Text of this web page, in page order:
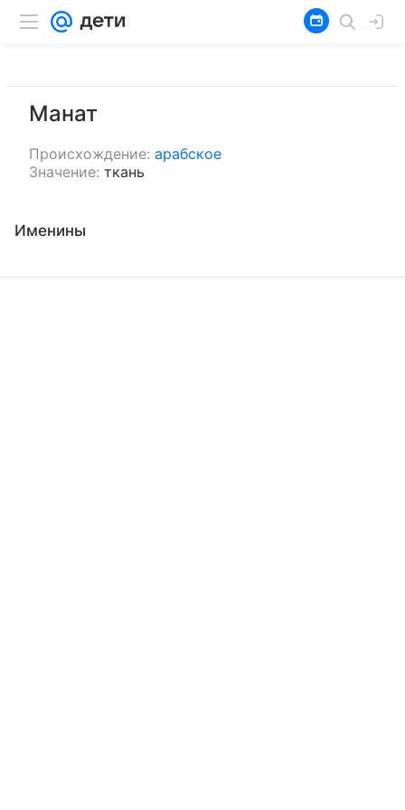
Манат
Происхождение: арабское
Значение: ткань
Именины